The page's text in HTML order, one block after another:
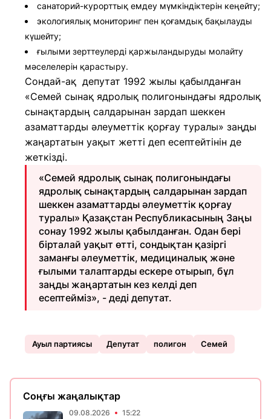
санаторий-курорттық емдеу мүмкіндіктерін кеңейту;
экологиялық мониторинг пен қоғамдық бақылауды
күшейту;
ғылыми зерттеулерді қаржыландыруды молайту
мәселелерін қарастыру.
Сондай-ақ депутат 1992 жылы қабылданған
«Семей сынақ ядролық полигонындағы ядролық
сынақтардың салдарынан зардап шеккен
азаматтарды әлеуметтік қорғау туралы» заңды
жаңартатын уақыт жетті деп есептейтінін де
жеткізді.
«Семей ядролық сынақ полигонындағы
ядролық сынақтардың салдарынан зардап
шеккен азаматтарды әлеуметтік қорғау
туралы» Қазақстан Республикасының Заңы
сонау 1992 жылы қабылданған. Одан бері
бірталай уақыт өтті, сондықтан қазіргі
заманғы әлеуметтік, медициналық және
ғылыми талаптарды ескере отырып, бұл
заңды жаңартатын кез келді деп
есептейміз», - деді депутат.
Ауыл партиясы Депутат полигон Семей
Соңғы жаңалықтар
09.08.2026 15:22